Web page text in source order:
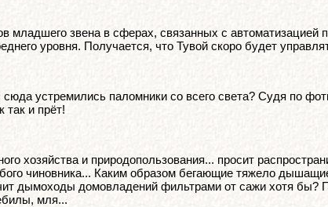
младшего звена в сферах, связанных с автоматизацией
уровня. Получается, что Тувой скоро будет
сюда устремились паломники со всего света? Судя по
так и прёт!
хозяйства и природопользования... просит
чиновника... Каким образом бегающие тяжело
дымоходы домовладений фильтрами от сажи хотя бы?
мля...